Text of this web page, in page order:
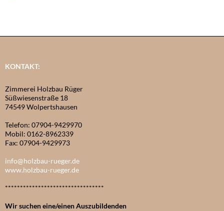
KONTAKT:
Zimmerei Holzbau Rüger
Süßwiesenstraße 18
74549 Wolpertshausen
Telefon: 07904-9429970
Mobil: 0162-8962339
Fax: 07904-9429973
info@holzbau-rueger.de
www.holzbau-rueger.de
*********************************
Wir suchen eine/einen Auszubildenden